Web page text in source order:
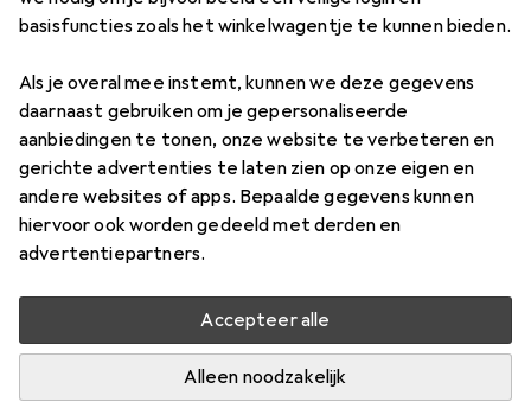
basisfuncties zoals het winkelwagentje te kunnen bieden.
Als je overal mee instemt, kunnen we deze gegevens
daarnaast gebruiken om je gepersonaliseerde
aanbiedingen te tonen, onze website te verbeteren en
gerichte advertenties te laten zien op onze eigen en
andere websites of apps. Bepaalde gegevens kunnen
hiervoor ook worden gedeeld met derden en
advertentiepartners.
Accepteer alle
Alleen noodzakelijk
Discussies in Steun voor verlichting
Begin discussie
De Galaxus gemeenschap kijkt uit naar jouw
bijdrage